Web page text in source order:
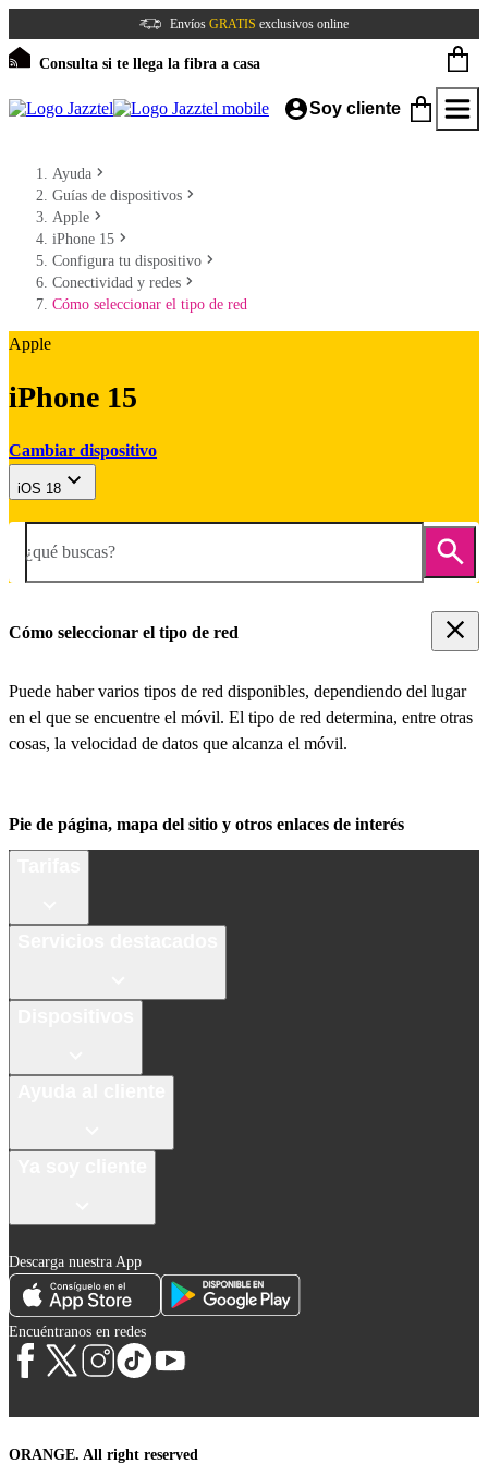
Envíos GRATIS exclusivos online
Consulta si te llega la fibra a casa
Soy cliente
Ayuda
Guías de dispositivos
Apple
iPhone 15
Configura tu dispositivo
Conectividad y redes
Cómo seleccionar el tipo de red
Apple
iPhone 15
Cambiar dispositivo
iOS 18
¿qué buscas?
Cómo seleccionar el tipo de red
Puede haber varios tipos de red disponibles, dependiendo del lugar
en el que se encuentre el móvil. El tipo de red determina, entre otras
cosas, la velocidad de datos que alcanza el móvil.
Pie de página, mapa del sitio y otros enlaces de interés
Descarga nuestra App
Encuéntranos en redes
ORANGE. All right reserved